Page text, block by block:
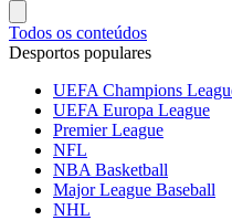
Todos os conteúdos
Desportos populares
UEFA Champions
UEFA Europa League
Premier League
NFL
NBA Basketball
Major League Baseball
NHL